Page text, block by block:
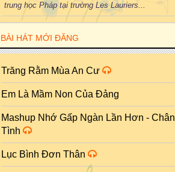
trung học Pháp tại trường Les Lauriers...
BÀI HÁT MỚI ĐĂNG
Trăng Rằm Mùa An Cư
Em Là Mầm Non Của Đảng
Mashup Nhớ Gấp Ngàn Lần Hơn - Chân
Tình
Lục Bình Đơn Thân